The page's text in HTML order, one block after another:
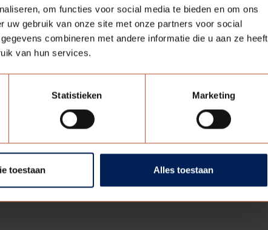
om functies voor social media te bieden en om ons
uw gebruik van onze site met onze partners voor social
combineren met andere informatie die u aan ze heeft
van hun services.
Statistieken Marketing
toestaan Alles toestaan